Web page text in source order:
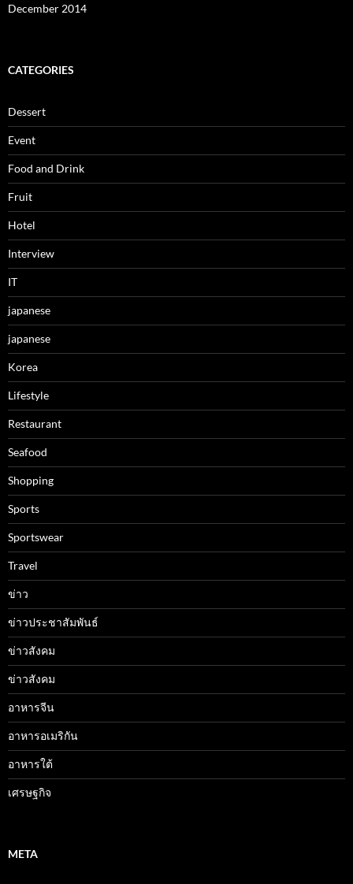
December 2014
CATEGORIES
Dessert
Event
Food and Drink
Fruit
Hotel
Interview
IT
japanese
japanese
Korea
Lifestyle
Restaurant
Seafood
Shopping
Sports
Sportswear
Travel
ข่าว
ข่าวประชาสัมพันธ์
ข่าวสังคม
ข่าวสังคม
อาหารจีน
อาหารอเมริกัน
อาหารใต้
เศรษฐกิจ
META